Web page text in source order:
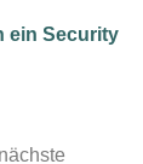
ein Security